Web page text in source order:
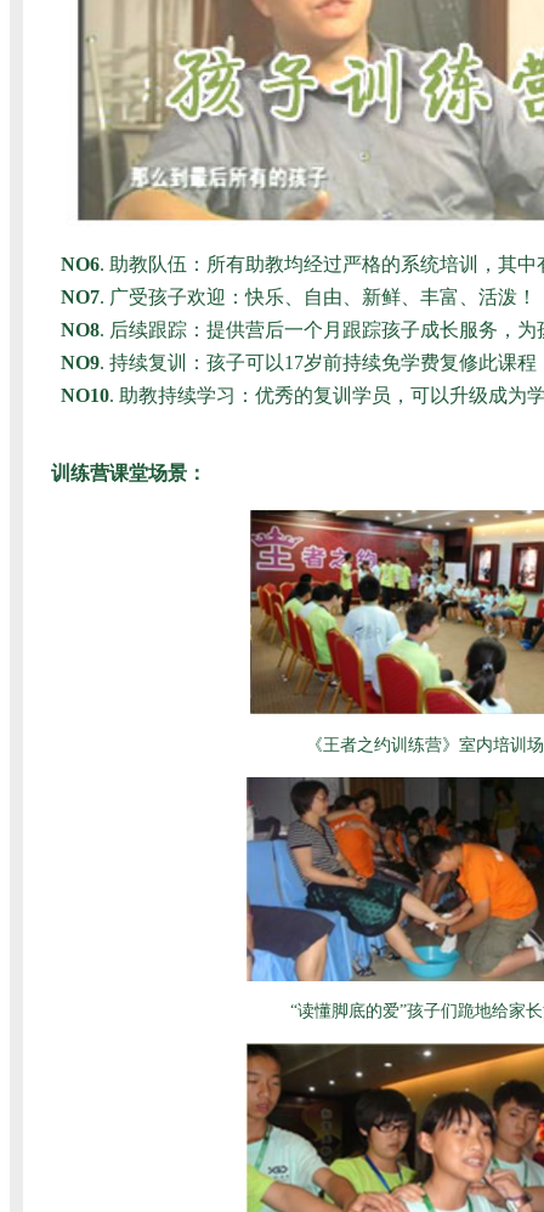
NO6. 助教队伍：所有助教均经过严格的系统培训，其
NO7. 广受孩子欢迎：快乐、自由、新鲜、丰富、活泼！
NO8. 后续跟踪：提供营后一个月跟踪孩子成长服务，为
NO9. 持续复训：孩子可以17岁前持续免学费复修此课程
NO10. 助教持续学习：优秀的复训学员，可以升级成为
训练营课堂场景：
《王者之约训练营》室内培训
“读懂脚底的爱”孩子们跪地给家